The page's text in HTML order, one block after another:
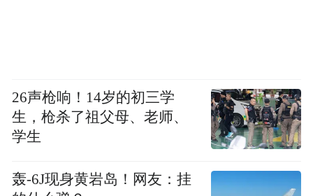
26声枪响！14岁的初三学
生，枪杀了祖父母、老师、
学生
轰-6J现身黄岩岛！网友：挂